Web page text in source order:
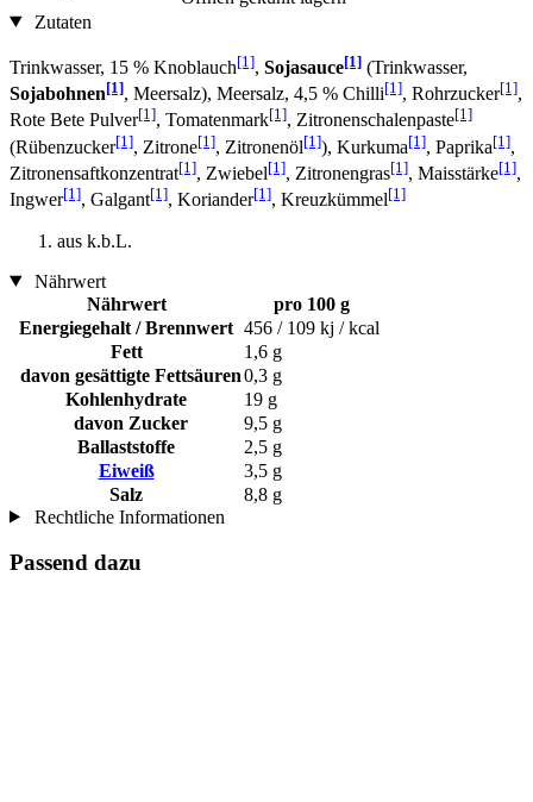
Zutaten
Trinkwasser, 15 % Knoblauch[1], Sojasauce[1] (Trinkwasser,
Sojabohnen[1], Meersalz), Meersalz, 4,5 % Chilli[1], Rohrzucker[1],
Rote Bete Pulver[1], Tomatenmark[1], Zitronenschalenpaste[1]
(Rübenzucker[1], Zitrone[1], Zitronenöl[1]), Kurkuma[1], Paprika[1],
Zitronensaftkonzentrat[1], Zwiebel[1], Zitronengras[1], Maisstärke[1],
Ingwer[1], Galgant[1], Koriander[1], Kreuzkümmel[1]
aus k.b.L.
Nährwert
Nährwert
pro 100 g
Energiegehalt / Brennwert 456 / 109 kj / kcal
Fett
1,6 g
davon gesättigte Fettsäuren0,3 g
Kohlenhydrate
19 g
davon Zucker
9,5 g
Ballaststoffe
2,5 g
Eiweiß
3,5 g
Salz
8,8 g
Rechtliche Informationen
Passend dazu